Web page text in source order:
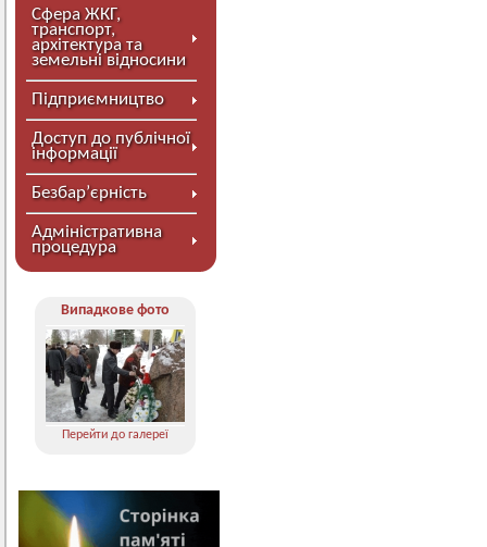
Сфера ЖКГ,
транспорт,
архітектура та
земельні відносини
Підприємництво
Доступ до публічної
інформації
Безбар’єрність
Адміністративна
процедура
Випадкове фото
Перейти до галереї